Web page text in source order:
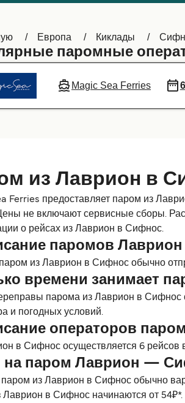
Европа Киклады
паромные
Magic Sea Ferries 6
из Лаврион в
Ferries предоставляет паром из
не включают сервисные сборы.
о рейсах из Лаврион в Сифнос.
паромов
из Лаврион в Сифнос обычно
времени занимает
парома из Лаврион в Сифнос
и погодных условий.
операторов
в Сифнос осуществляется 6 рейсов
на паром Лаврион —
из Лаврион в Сифнос обычно
Лаврион в Сифнос начинаются от 54₽*.